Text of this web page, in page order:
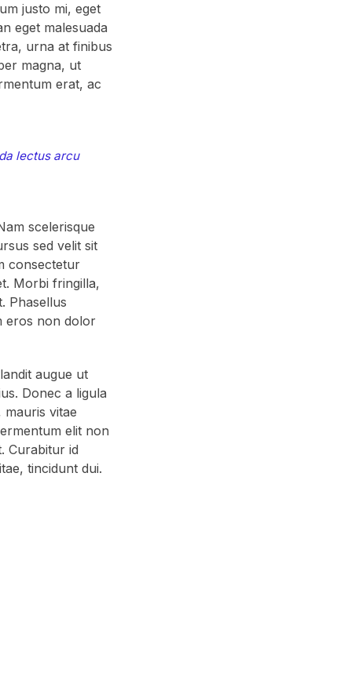
justo mi, eget
eget malesuada
urna at finibus
magna, ut
erat, ac
lectus arcu
scelerisque
sed velit sit
consectetur
Morbi fringilla,
Phasellus
eros non dolor
augue ut
Donec a ligula
mauris vitae
elit non
Curabitur id
tincidunt dui.